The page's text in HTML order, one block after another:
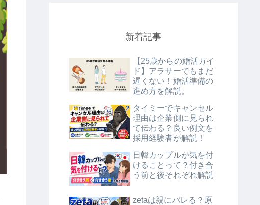
新着記事
【25歳からの婚活ガイ
ド】アラサーでもまだ
遅くない！婚活準備の
進め方を解説。
タイミーでキャンセル
理由は企業側に見られ
て伝わる？良い例文を
採用経験者が解説！
日韓カップルが気を付
けることって？付き合
う前と後それぞれ解説
zetaは親にバレる？原